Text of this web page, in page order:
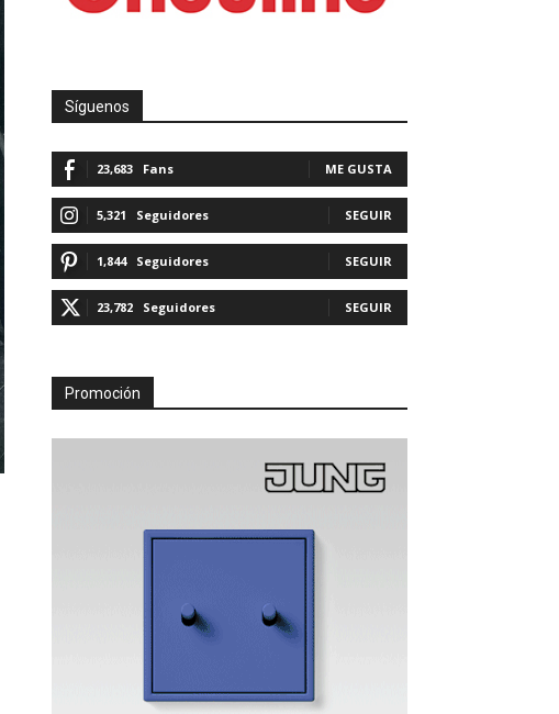
Síguenos
23,683 Fans ME GUSTA
5,321 Seguidores SEGUIR
1,844 Seguidores SEGUIR
23,782 Seguidores SEGUIR
Promoción